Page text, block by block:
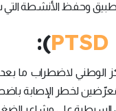
وحفظ الأنشطة
):
لخطر الإصابة